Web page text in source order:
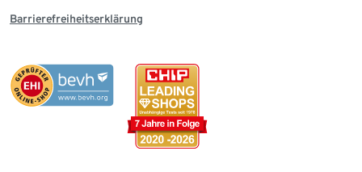
Barrierefreiheitserklärung